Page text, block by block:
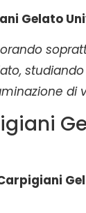
Gelato
di